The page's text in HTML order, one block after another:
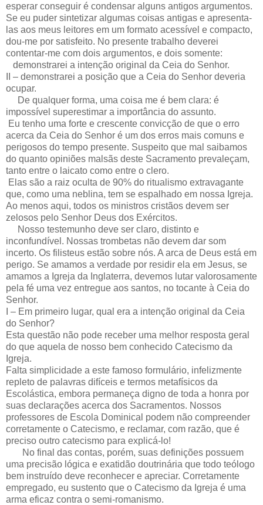
esperar conseguir é condensar alguns antigos argumentos.
Se eu puder sintetizar algumas coisas antigas e apresenta-
las aos meus leitores em um formato acessível e compacto,
dou-me por satisfeito. No presente trabalho deverei
contentar-me com dois argumentos, e dois somente:
demonstrarei a intenção original da Ceia do Senhor.
II – demonstrarei a posição que a Ceia do Senhor deveria
ocupar.
De qualquer forma, uma coisa me é bem clara: é
impossível superestimar a importância do assunto.
Eu tenho uma forte e crescente convicção de que o erro
acerca da Ceia do Senhor é um dos erros mais comuns e
perigosos do tempo presente. Suspeito que mal saibamos
do quanto opiniões malsãs deste Sacramento prevaleçam,
tanto entre o laicato como entre o clero.
Elas são a raiz oculta de 90% do ritualismo extravagante
que, como uma neblina, tem se espalhado em nossa Igreja.
Ao menos aqui, todos os ministros cristãos devem ser
zelosos pelo Senhor Deus dos Exércitos.
Nosso testemunho deve ser claro, distinto e
inconfundível. Nossas trombetas não devem dar som
incerto. Os filisteus estão sobre nós. A arca de Deus está em
perigo. Se amamos a verdade por residir ela em Jesus, se
amamos a Igreja da Inglaterra, devemos lutar valorosamente
pela fé uma vez entregue aos santos, no tocante à Ceia do
Senhor.
I – Em primeiro lugar, qual era a intenção original da Ceia
do Senhor?
Esta questão não pode receber uma melhor resposta geral
do que aquela de nosso bem conhecido Catecismo da
Igreja.
Falta simplicidade a este famoso formulário, infelizmente
repleto de palavras difíceis e termos metafísicos da
Escolástica, embora permaneça digno de toda a honra por
suas declarações acerca dos Sacramentos. Nossos
professores de Escola Dominical podem não compreender
corretamente o Catecismo, e reclamar, com razão, que é
preciso outro catecismo para explicá-lo!
No final das contas, porém, suas definições possuem
uma precisão lógica e exatidão doutrinária que todo teólogo
bem instruído deve reconhecer e apreciar. Corretamente
empregado, eu sustento que o Catecismo da Igreja é uma
arma eficaz contra o semi-romanismo.